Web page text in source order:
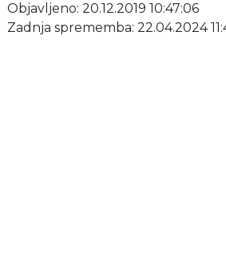
Objavljeno: 20.12.2019 10:47:06
Zadnja sprememba: 22.04.2024